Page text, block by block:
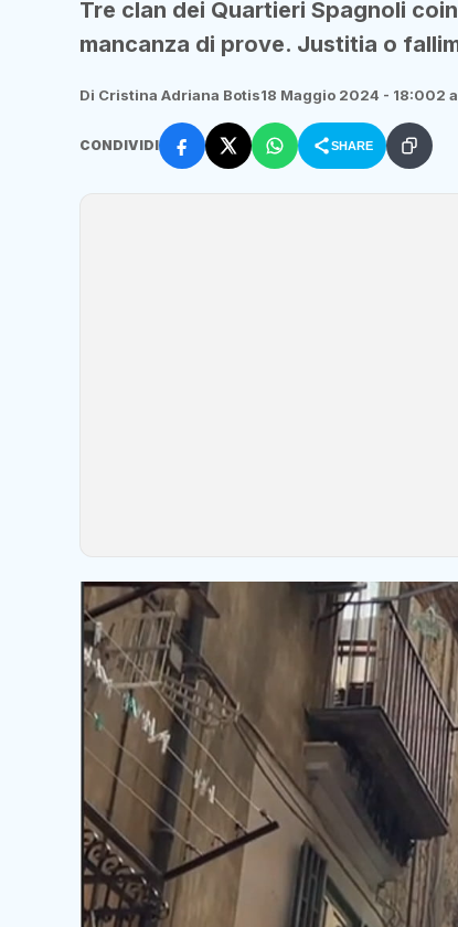
Tre clan dei Quartieri Spagnoli
mancanza di prove. Justitia o
Di Cristina Adriana Botis18 Maggio 2024 - 18:002
CONDIVIDI SHARE